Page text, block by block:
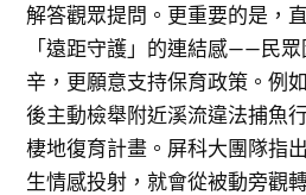
解答觀眾提問。更重要的是，
「遠距守護」的連結感——民
辛，更願意支持保育政策。例
後主動檢舉附近溪流違法捕魚
棲地復育計畫。屏科大團隊指
生情感投射，就會從被動旁觀